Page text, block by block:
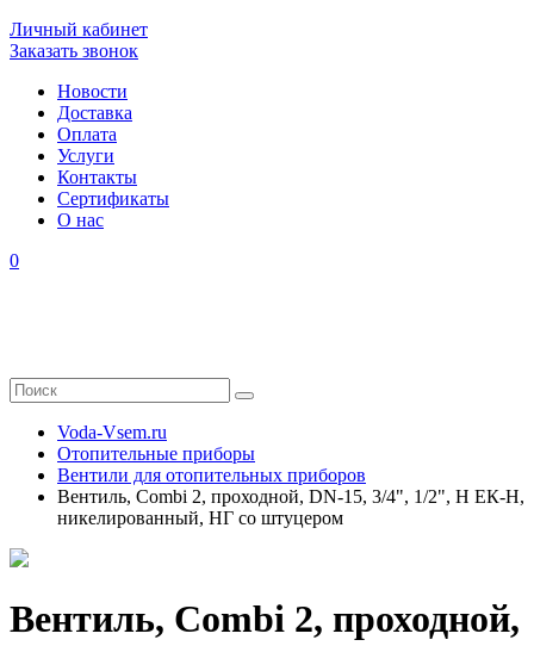
Личный кабинет
Заказать звонок
Новости
Доставка
Оплата
Услуги
Контакты
Cертификаты
О нас
0
Voda-Vsem.ru
Отопительные приборы
Вентили для отопительных приборов
Вентиль, Combi 2, проходной, DN-15, 3/4", 1/2", Н ЕК-Н,
никелированный, НГ со штуцером
Вентиль, Combi 2, проходной,